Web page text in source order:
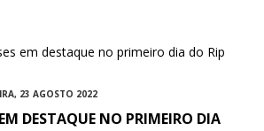
23 AGOSTO 2022
DESTAQUE NO PRIMEIRO DIA